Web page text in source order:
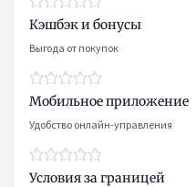
Кэшбэк и бонусы
Выгода от покупок
Мобильное приложение
Удобство онлайн-управления
Условия за границей